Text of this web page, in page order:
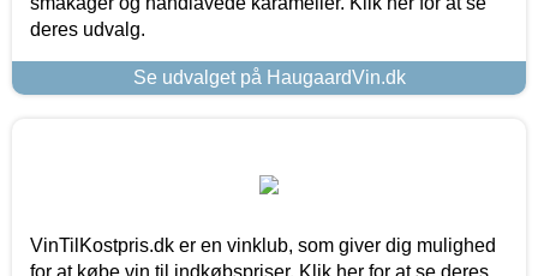
deres udvalg.
Se udvalget på HaugaardVin.dk
VinTilKostpris.dk er en vinklub, som giver dig mulighed
for at købe vin til indkøbspriser. Klik her for at se deres